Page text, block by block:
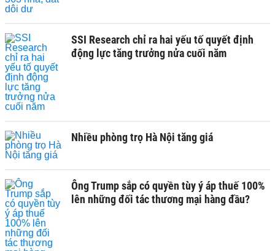
SSI Research chỉ ra hai yếu tố quyết định
động lực tăng trưởng nửa cuối năm
Nhiều phòng trọ Hà Nội tăng giá
Ông Trump sắp có quyền tùy ý áp thuế 100%
lên những đối tác thương mại hàng đầu?